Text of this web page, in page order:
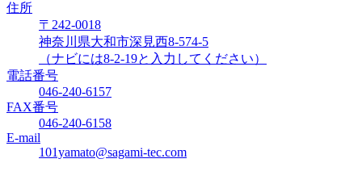
住所
〒242-0018
神奈川県大和市深見西8-574-5
（ナビには8-2-19と入力してください）
電話番号
046-240-6157
FAX番号
046-240-6158
E-mail
101yamato@sagami-tec.com